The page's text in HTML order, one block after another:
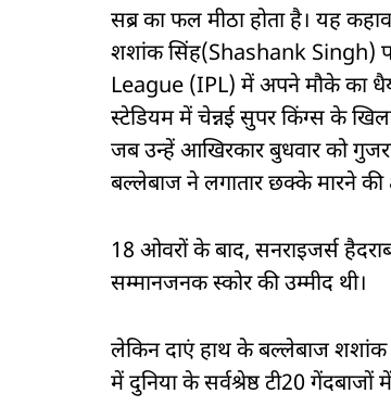
सब्र का फल मीठा होता है। यह
शशांक सिंह(Shashank Singh)
League (IPL) में अपने मौके का
स्टेडियम में चेन्नई सुपर किंग्स के
जब उन्हें आखिरकार बुधवार को
बल्लेबाज ने लगातार छक्के मारने की
18 ओवरों के बाद, सनराइजर्स
सम्मानजनक स्कोर की उम्मीद थी।
लेकिन दाएं हाथ के बल्लेबाज
में दुनिया के सर्वश्रेष्ठ टी20